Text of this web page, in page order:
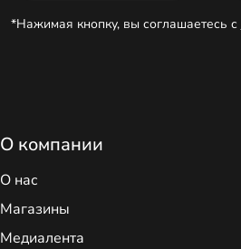
*Нажимая кнопку, вы соглашаетесь с
О компании
О нас
Магазины
Медиалента